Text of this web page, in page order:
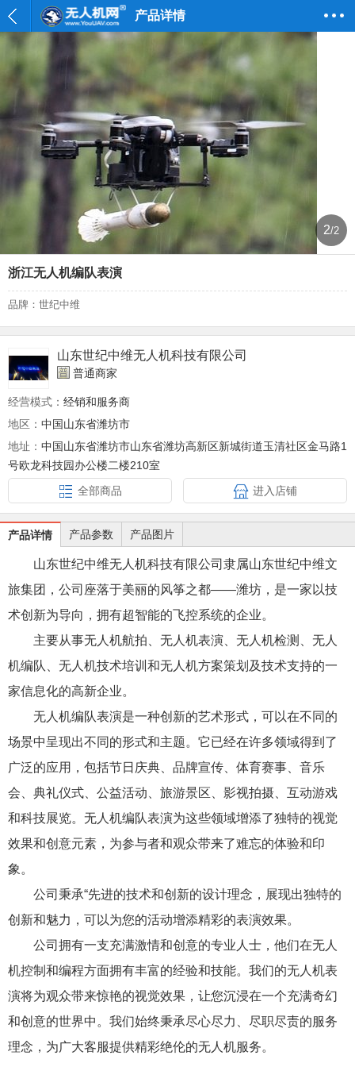
产品详情
2/2
浙江无人机编队表演
品牌：世纪中维
山东世纪中维无人机科技有限公司
普通商家
经营模式： 经销和服务商
地区： 中国山东省潍坊市
地址： 中国山东省潍坊市山东省潍坊高新区新城街道玉清社区金马路1
号欧龙科技园办公楼二楼210室
全部商品
进入店铺
产品详情 产品参数 产品图片
山东世纪中维无人机科技有限公司隶属山东世纪中维文
旅集团，公司座落于美丽的风筝之都——潍坊，是一家以技
术创新为导向，拥有超智能的飞控系统的企业。
主要从事无人机航拍、无人机表演、无人机检测、无人
机编队、无人机技术培训和无人机方案策划及技术支持的一
家信息化的高新企业。
无人机编队表演是一种创新的艺术形式，可以在不同的
场景中呈现出不同的形式和主题。它已经在许多领域得到了
广泛的应用，包括节日庆典、品牌宣传、体育赛事、音乐
会、典礼仪式、公益活动、旅游景区、影视拍摄、互动游戏
和科技展览。无人机编队表演为这些领域增添了独特的视觉
效果和创意元素，为参与者和观众带来了难忘的体验和印
象。
公司秉承“先进的技术和创新的设计理念，展现出独特的
创新和魅力，可以为您的活动增添精彩的表演效果。
公司拥有一支充满激情和创意的专业人士，他们在无人
机控制和编程方面拥有丰富的经验和技能。我们的无人机表
演将为观众带来惊艳的视觉效果，让您沉浸在一个充满奇幻
和创意的世界中。我们始终秉承尽心尽力、尽职尽责的服务
理念，为广大客服提供精彩绝伦的无人机服务。